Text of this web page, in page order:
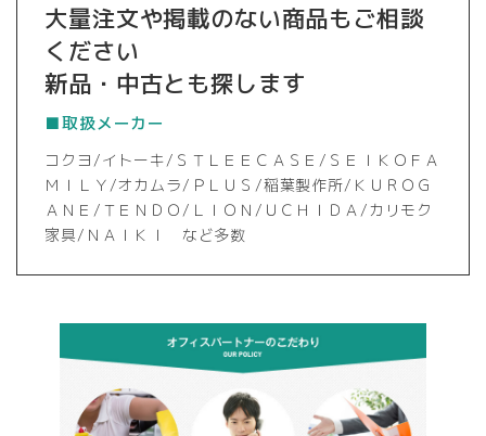
大量注文や掲載のない商品もご相談
ください
新品・中古とも探します
■取扱メーカー
コクヨ/イトーキ/ＳＴＬＥＥＣＡＳＥ/ＳＥＩＫＯＦＡ
ＭＩＬＹ/オカムラ/ＰＬＵＳ/稲葉製作所/ＫＵＲＯＧ
ＡＮＥ/ＴＥＮＤＯ/ＬＩＯＮ/ＵＣＨＩＤＡ/カリモク
家具/ＮＡＩＫＩ など多数